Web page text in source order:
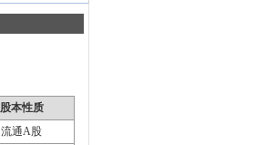
股本性质
流通A股